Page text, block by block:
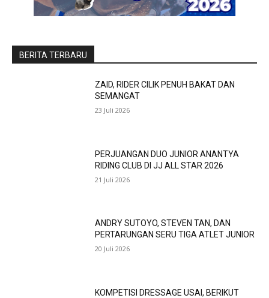
BERITA TERBARU
ZAID, RIDER CILIK PENUH BAKAT DAN
SEMANGAT
23 Juli 2026
PERJUANGAN DUO JUNIOR ANANTYA
RIDING CLUB DI JJ ALL STAR 2026
21 Juli 2026
ANDRY SUTOYO, STEVEN TAN, DAN
PERTARUNGAN SERU TIGA ATLET JUNIOR
20 Juli 2026
KOMPETISI DRESSAGE USAI, BERIKUT